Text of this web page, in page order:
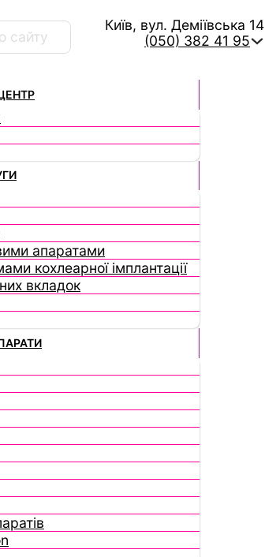
Київ, вул. Деміївська 14
(050) 382 41 95
апаратами
кохлеарної імплантації
вкладок